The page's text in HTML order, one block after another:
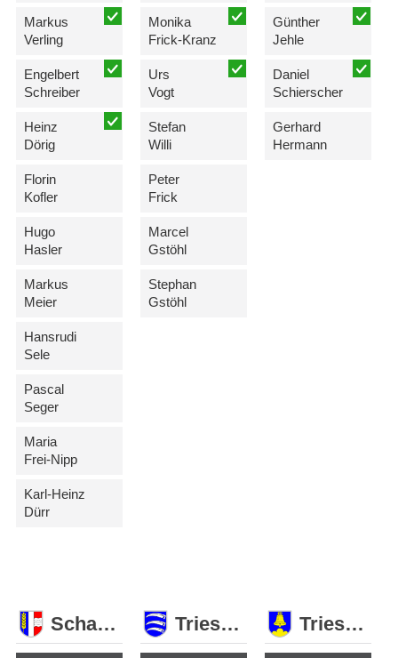
Markus
Verling
Engelbert
Schreiber
Heinz
Dörig
Florin
Kofler
Hugo
Hasler
Markus
Meier
Hansrudi
Sele
Pascal
Seger
Maria
Frei-Nipp
Karl-Heinz
Dürr
Monika
Frick-Kranz
Urs
Vogt
Stefan
Willi
Peter
Frick
Marcel
Gstöhl
Stephan
Gstöhl
Günther
Jehle
Daniel
Schierscher
Gerhard
Hermann
Schaan Triesen Triesenberg